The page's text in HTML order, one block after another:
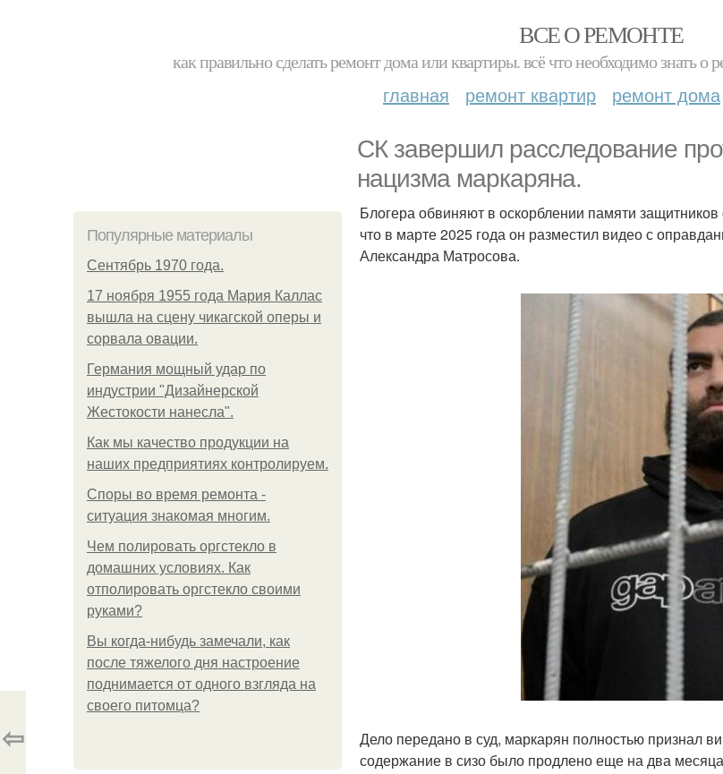
ВСЕ О РЕМОНТЕ
как правильно сделать ремонт дома или квартиры. всё что необходимо знать
главная ремонт квартир ремонт дома
СК завершил расследование
нацизма маркаряна.
Популярные материалы
Сентябрь 1970 года.
17 ноября 1955 года Мария Каллас
вышла на сцену чикагской оперы и
сорвала овации.
Германия мощный удар по
индустрии "Дизайнерской
Жестокости нанесла".
Как мы качество продукции на
наших предприятиях контролируем.
Споры во время ремонта -
ситуация знакомая многим.
Чем полировать оргстекло в
домашних условиях. Как
отполировать оргстекло своими
руками?
Вы когда-нибудь замечали, как
после тяжелого дня настроение
поднимается от одного взгляда на
своего питомца?
Блогера обвиняют в оскорблении памяти
что в марте 2025 года он разместил видео с
Александра Матросова.
Дело передано в суд, маркарян полностью признал
содержание в сизо было продлено еще на два
⇦